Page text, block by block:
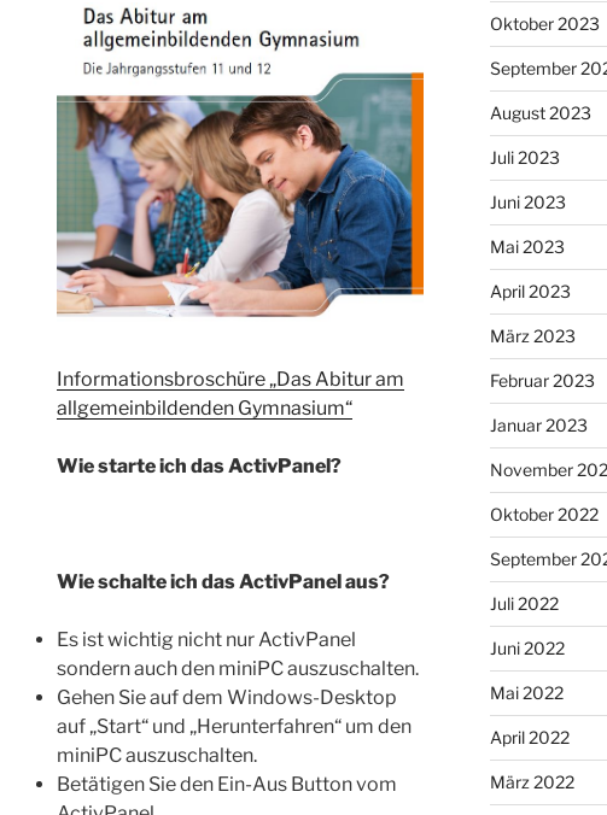
Informationsbroschüre „Das Abitur am
allgemeinbildenden Gymnasium“
Wie starte ich das ActivPanel?
Wie schalte ich das ActivPanel aus?
Es ist wichtig nicht nur ActivPanel
sondern auch den miniPC auszuschalten.
Gehen Sie auf dem Windows-Desktop
auf „Start“ und „Herunterfahren“ um den
miniPC auszuschalten.
Betätigen Sie den Ein-Aus Button vom
Oktober 2023
September
August 2023
Juli 2023
Juni 2023
Mai 2023
April 2023
März 2023
Februar 2023
Januar 2023
November
Oktober 2022
September
Juli 2022
Juni 2022
Mai 2022
April 2022
März 2022